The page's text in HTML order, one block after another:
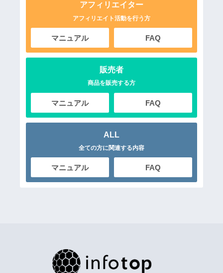
アフィリエイター
アフィリエイト活動を行う方
マニュアル FAQ
販売者
商品を販売する方
マニュアル FAQ
ALL
全ての方に関連する内容
マニュアル FAQ